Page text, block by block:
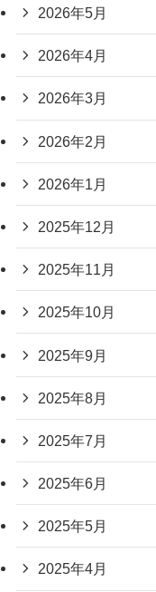
2026年5月
2026年4月
2026年3月
2026年2月
2026年1月
2025年12月
2025年11月
2025年10月
2025年9月
2025年8月
2025年7月
2025年6月
2025年5月
2025年4月